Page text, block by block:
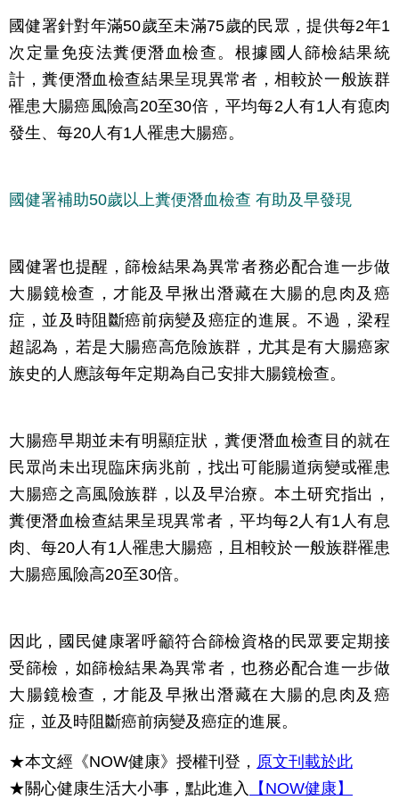
國健署針對年滿50歲至未滿75歲的民眾，提供每2年1
次定量免疫法糞便潛血檢查。根據國人篩檢結果統
計，糞便潛血檢查結果呈現異常者，相較於一般族群
罹患大腸癌風險高20至30倍，平均每2人有1人有瘜肉
發生、每20人有1人罹患大腸癌。
國健署補助50歲以上糞便潛血檢查 有助及早發現
國健署也提醒，篩檢結果為異常者務必配合進一步做
大腸鏡檢查，才能及早揪出潛藏在大腸的息肉及癌
症，並及時阻斷癌前病變及癌症的進展。不過，梁程
超認為，若是大腸癌高危險族群，尤其是有大腸癌家
族史的人應該每年定期為自己安排大腸鏡檢查。
大腸癌早期並未有明顯症狀，糞便潛血檢查目的就在
民眾尚未出現臨床病兆前，找出可能腸道病變或罹患
大腸癌之高風險族群，以及早治療。本土研究指出，
糞便潛血檢查結果呈現異常者，平均每2人有1人有息
肉、每20人有1人罹患大腸癌，且相較於一般族群罹患
大腸癌風險高20至30倍。
因此，國民健康署呼籲符合篩檢資格的民眾要定期接
受篩檢，如篩檢結果為異常者，也務必配合進一步做
大腸鏡檢查，才能及早揪出潛藏在大腸的息肉及癌
症，並及時阻斷癌前病變及癌症的進展。
★本文經《NOW健康》授權刊登， 原文刊載於此
★關心健康生活大小事，點此進入
【NOW健康】